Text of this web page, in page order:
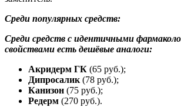
Среди популярных средств:
Среди средств с идентичными
свойствами есть дешёвые аналоги:
Акридерм ГК (65 руб.);
Дипросалик (78 руб.);
Канизон (75 руб.);
Редерм (270 руб.).